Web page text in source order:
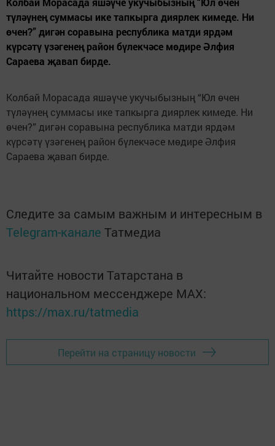
түләүнең суммасы ике тапкырга диярлек кимеде. Ни
өчен?” дигән соравына республика матди ярдәм
күрсәтү үзәгенең район бүлекчәсе мөдире Әлфия
Сараева җавап бирде.
Колбай Морасада яшәүче укучыбызның “Юл өчен
түләүнең суммасы ике тапкырга диярлек кимеде. Ни
өчен?” дигән соравына республика матди ярдәм
күрсәтү үзәгенең район бүлекчәсе мөдире Әлфия
Сараева җавап бирде.
Следите за самым важным и интересным в
Telegram-канале Татмедиа
Читайте новости Татарстана в
национальном мессенджере MАХ:
https://max.ru/tatmedia
Перейти на страницу новости